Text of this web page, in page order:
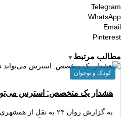
Telegram
WhatsApp
Email
Pinterest
مطالب مرتبط ▼
هشدار یک متخصص: استرس می‌تواند
به گزارش روان ۲۴ به
کودک و نوجوان